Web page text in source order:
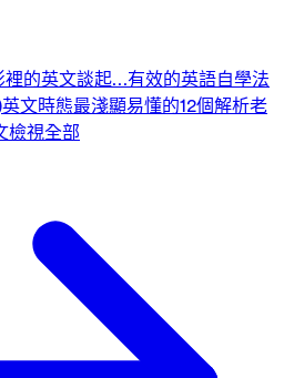
裡的英文談起…有效的英語自學法
英文時態最淺顯易懂的12個解析老
檢視全部